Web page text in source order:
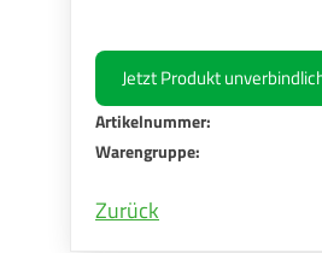
Jetzt Produkt
Artikelnummer:
Warengruppe:
Zurück